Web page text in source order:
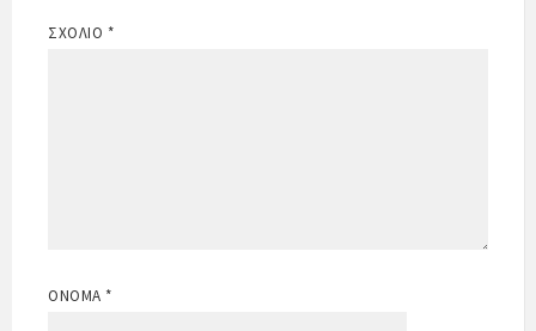
ΣΧΌΛΙΟ *
ΌΝΟΜΑ *